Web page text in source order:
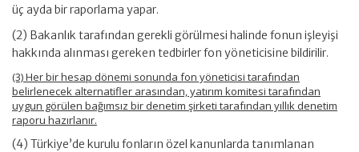
üç ayda bir raporlama yapar.
(2) Bakanlık tarafından gerekli görülmesi halinde fonun işleyişi
hakkında alınması gereken tedbirler fon yöneticisine bildirilir.
(3) Her bir hesap dönemi sonunda fon yöneticisi tarafından
belirlenecek alternatifler arasından, yatırım komitesi tarafından
uygun görülen bağımsız bir denetim şirketi tarafından yıllık denetim
raporu hazırlanır.
(4) Türkiye’de kurulu fonların özel kanunlarda tanımlanan